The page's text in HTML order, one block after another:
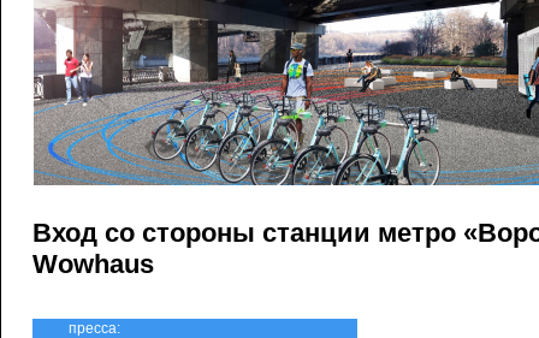
Вход со стороны станции метро
Wowhaus
пресса: